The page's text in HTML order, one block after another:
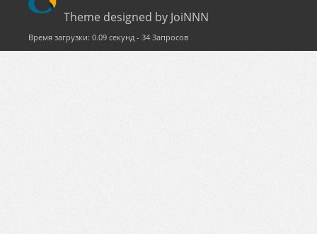
Theme designed by JoiNNN
Время загрузки: 0.09 секунд - 34 Запросов